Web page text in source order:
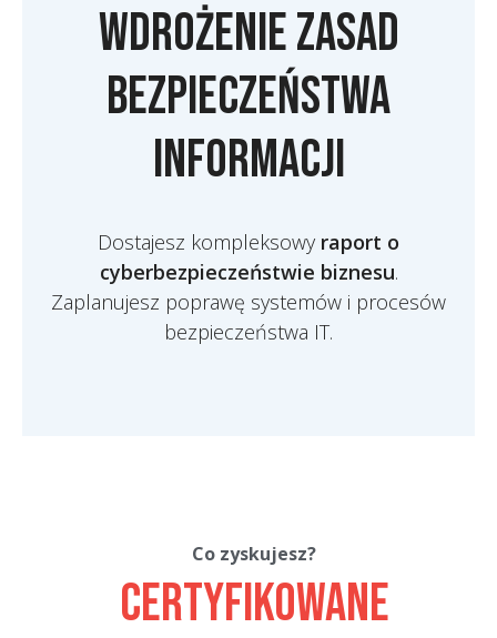
Wdrożenie zasad
bezpieczeństwa
informacji
Dostajesz kompleksowy raport o
cyberbezpieczeństwie biznesu.
Zaplanujesz poprawę systemów i procesów
bezpieczeństwa IT.
Co zyskujesz?
Certyfikowane